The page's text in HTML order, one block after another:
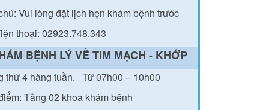
Vui lòng đặt lịch hẹn khám bệnh trước
thoại: 02923.748.343
BỆNH LÝ VỀ TIM MẠCH - KHỚP
thứ 4 hàng tuần. Từ 07h00 – 10h00
Tầng 02 khoa khám bệnh